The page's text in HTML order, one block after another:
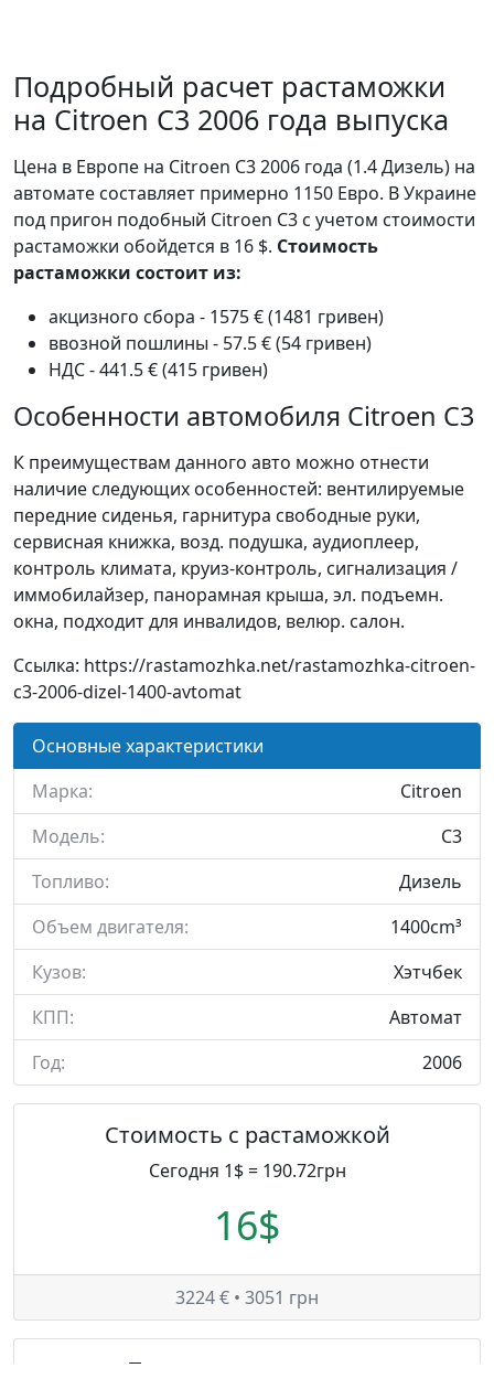
Подробный расчет растаможки
на Citroen C3 2006 года выпуска
Цена в Европе на Citroen C3 2006 года (1.4 Дизель) на
автомате составляет примерно 1150 Евро. В Украине
под пригон подобный Citroen C3 с учетом стоимости
растаможки обойдется в 16 $. Стоимость
растаможки состоит из:
акцизного сбора - 1575 € (1481 гривен)
ввозной пошлины - 57.5 € (54 гривен)
НДС - 441.5 € (415 гривен)
Особенности автомобиля Citroen C3
К преимуществам данного авто можно отнести
наличие следующих особенностей: вентилируемые
передние сиденья, гарнитура свободные руки,
сервисная книжка, возд. подушка, аудиоплеер,
контроль климата, круиз-контроль, сигнализация /
иммобилайзер, панорамная крыша, эл. подъемн.
окна, подходит для инвалидов, велюр. салон.
Ссылка: https://rastamozhka.net/rastamozhka-citroen-
c3-2006-dizel-1400-avtomat
Основные характеристики
Марка:
Citroen
Модель:
C3
Топливо:
Дизель
Объем двигателя:
1400cm³
Кузов:
Хэтчбек
КПП:
Автомат
Год:
2006
Стоимость с растаможкой
Сегодня 1$ = 190.72грн
16$
3224 € • 3051 грн
Таможенные платежи